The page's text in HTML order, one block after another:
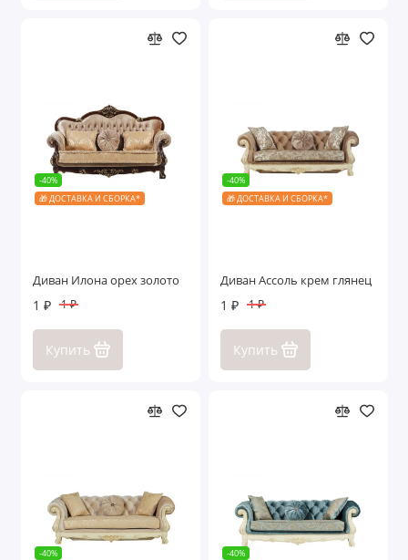
-40%
🎁 ДОСТАВКА И СБОРКА*
Диван Илона орех золото
1 ₽ 1 ₽
Купить
-40%
🎁 ДОСТАВКА И СБОРКА*
Диван Ассоль крем глянец
1 ₽ 1 ₽
Купить
-40%
-40%